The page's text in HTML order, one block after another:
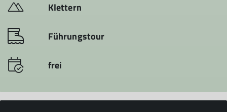
Klettern
Führungstour
frei